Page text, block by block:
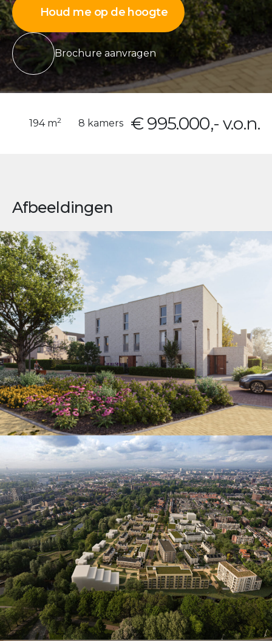
Houd me op de hoogte
Brochure aanvragen
194 m2 8 kamers € 995.000,- v.o.n.
Afbeeldingen